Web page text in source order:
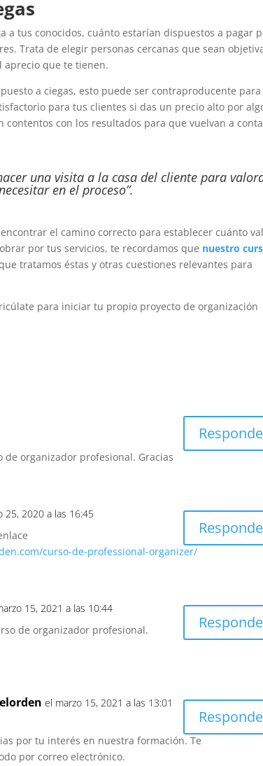
a tus conocidos, cuánto estarían dispuestos a pagar
Trata de elegir personas cercanas que sean
aprecio que te tienen.
a ciegas, esto puede ser contraproducente
para tus clientes si das un precio alto por
con los resultados para que vuelvan a
una visita a la casa del cliente para
en el proceso”.
el camino correcto para establecer cuánto
por tus servicios, te recordamos que nuestro
tratamos éstas y otras cuestiones relevantes para
para iniciar tu propio proyecto de organización
organizador profesional. Gracias
25, 2020 a las 16:45
curso-de-professional-organizer/
15, 2021 a las 10:44
de organizador profesional.
el marzo 15, 2021 a las 13:01
por tu interés en nuestra formación. Te
por correo electrónico.